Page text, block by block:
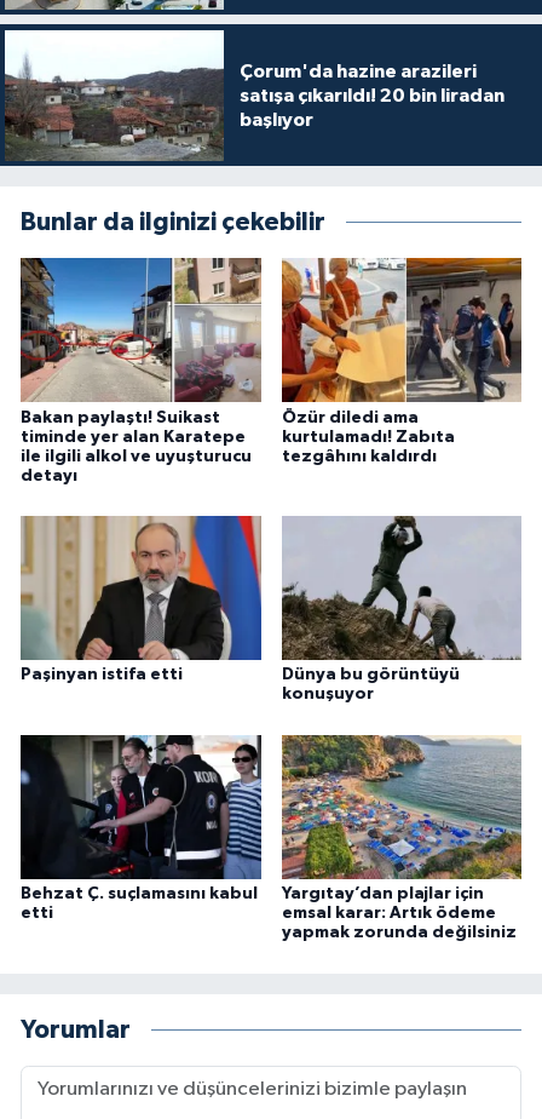
Çorum'da hazine arazileri
satışa çıkarıldı! 20 bin liradan
başlıyor
Bunlar da ilginizi çekebilir
Bakan paylaştı! Suikast
timinde yer alan Karatepe
ile ilgili alkol ve uyuşturucu
detayı
Özür diledi ama
kurtulamadı! Zabıta
tezgâhını kaldırdı
Paşinyan istifa etti
Dünya bu görüntüyü
konuşuyor
Behzat Ç. suçlamasını kabul
etti
Yargıtay’dan plajlar için
emsal karar: Artık ödeme
yapmak zorunda değilsiniz
Yorumlar